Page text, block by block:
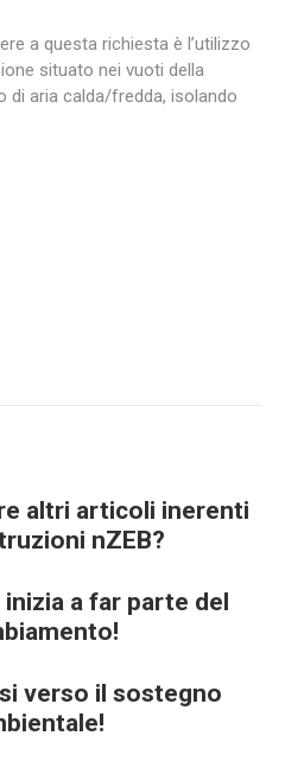
a questa richiesta è l’utilizzo
situato nei vuoti della
di aria calda/fredda, isolando
altri articoli inerenti
nZEB?
inizia a far parte del
verso il sostegno